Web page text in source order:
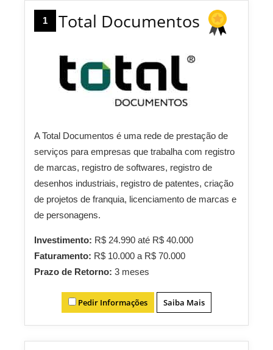
1 Total Documentos
A Total Documentos é uma rede de prestação de
serviços para empresas que trabalha com registro
de marcas, registro de softwares, registro de
desenhos industriais, registro de patentes, criação
de projetos de franquia, licenciamento de marcas e
de personagens.
Investimento: R$ 24.990 até R$ 40.000
Faturamento: R$ 10.000 a R$ 70.000
Prazo de Retorno: 3 meses
Pedir Informações Saiba Mais